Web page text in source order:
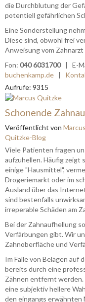
die Durchblutung der
potentiell gefährlichen
Eine Sonderstellung
Diese sind, obwohl frei
Anweisung vom
Fon: 040 6031700| E-
buchenkamp.de |
Aufrufe: 9315
Schonende
Veröffentlicht von
Quitzke-Blog
Viele Patienten fragen
aufzuhellen. Häufig zeigt
einige "Hausmittel",
Drogeriemarkt oder im
Ausland über das
sind bestenfalls
irreperable Schäden am
Bei der Zahnaufhellung
Verfärbungen gibt. Wir
Zahnoberfläche und
Im Falle von Belägen auf
bereits durch eine
Zähnen entfernt
eine subjektiv hellere
den eingangs erwähnten